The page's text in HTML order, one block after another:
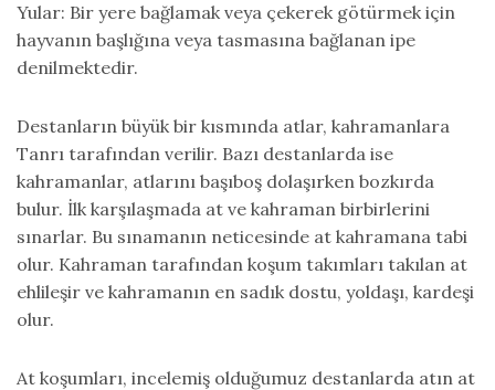
Yular: Bir yere bağlamak veya çekerek götürmek için
hayvanın başlığına veya tasmasına bağlanan ipe
denilmektedir.
Destanların büyük bir kısmında atlar, kahramanlara
Tanrı tarafından verilir. Bazı destanlarda ise
kahramanlar, atlarını başıboş dolaşırken bozkırda
bulur. İlk karşılaşmada at ve kahraman birbirlerini
sınarlar. Bu sınamanın neticesinde at kahramana tabi
olur. Kahraman tarafından koşum takımları takılan at
ehlileşir ve kahramanın en sadık dostu, yoldaşı, kardeşi
olur.
At koşumları, incelemiş olduğumuz destanlarda atın at